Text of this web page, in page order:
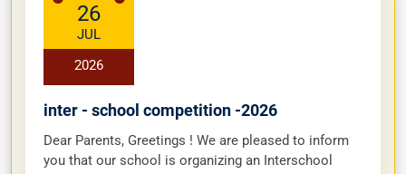
वृक्षोत्सव 2026 : आइए, हरा-भरा और समृद्ध ग्वालियर बनाएं! ?
पर्यावरण को स्वच्छ, सु�
ऋषि गालव परिसर ,ग्राम बेला ग्वालियर
26